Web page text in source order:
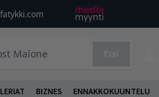
BIZNES ENNAKKOKUUNTELU